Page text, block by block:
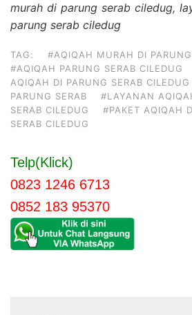
murah di parung serab ciledug,
parung serab ciledug
TAG:
#AQIQAH MURAH DI
#AQIQAH PARUNG SERAB CILEDUG
AQIQAH DI PARUNG SERAB CILEDUG
PARUNG SERAB
#LAYANAN
SERAB CILEDUG
#PAKET AQIQAH
SERAB CILEDUG
Telp(Klick)
0823 1246 6713
0852 183 95370